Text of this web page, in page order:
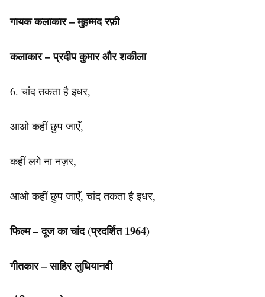
गायक कलाकार – मुहम्मद रफ़ी
कलाकार – प्रदीप कुमार और शकीला
6. चांद तकता है इधर,
आओ कहीं छुप जाएँ,
कहीं लगे ना नज़र,
आओ कहीं छुप जाएँ, चांद तकता है इधर,
फिल्म – दूज का चांद (प्रदर्शित 1964)
गीतकार – साहिर लुधियानवी